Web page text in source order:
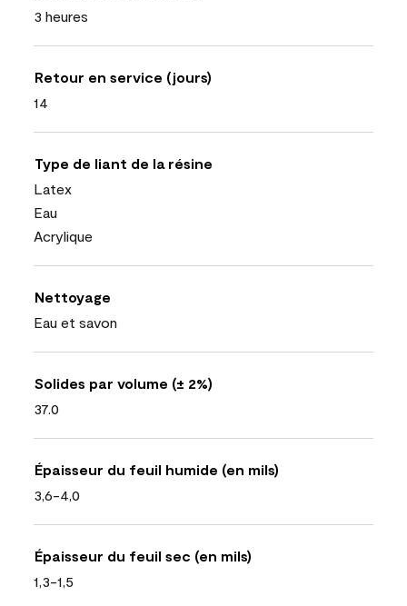
3 heures
Retour en service (jours)
14
Type de liant de la résine
Latex
Eau
Acrylique
Nettoyage
Eau et savon
Solides par volume (± 2%)
37.0
Épaisseur du feuil humide (en mils)
3,6-4,0
Épaisseur du feuil sec (en mils)
1,3-1,5